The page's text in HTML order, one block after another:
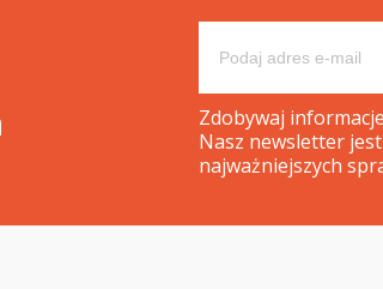
Zdobywaj
Nasz newsletter
najważniejszych